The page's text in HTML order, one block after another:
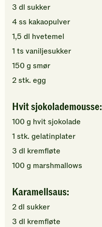
3 dl sukker
4ss kakaopulver
1,5 dl hvetemel
1 ts vaniljesukker
150g smør
2stk. egg
Hvit sjokolademousse:
100g hvit sjokolade
1 stk. gelatinplater
3 dl kremfløte
100g marshmallows
Karamellsaus:
2dl sukker
3 dl kremfløte